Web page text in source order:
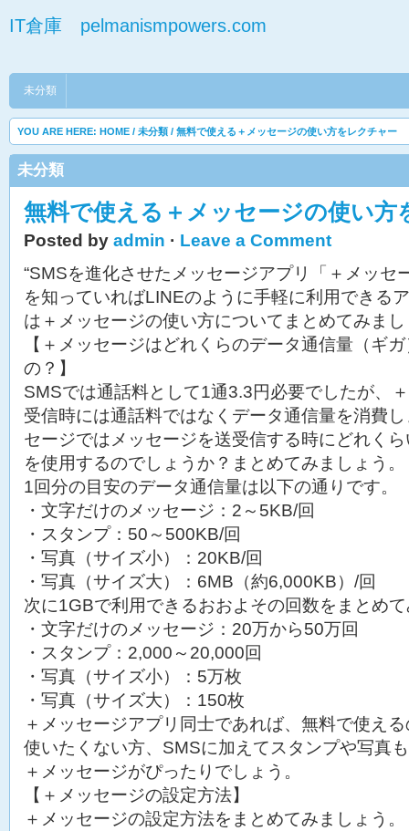
IT倉庫 pelmanismpowers.com
未分類
YOU ARE HERE: HOME / 未分類 / 無料で使える＋メッセージの使い方をレクチャー
未分類
無料で使える＋メッセージの使い方
Posted by admin · Leave a Comment
“SMSを進化させたメッセージアプリ「＋メッセ
を知っていればLINEのように手軽に利用できる
は＋メッセージの使い方についてまとめてみま
【＋メッセージはどれくらのデータ通信量（ギ
の？】
SMSでは通話料として1通3.3円必要でしたが、
受信時には通話料ではなくデータ通信量を消費
セージではメッセージを送受信する時にどれく
を使用するのでしょうか？まとめてみましょう。
1回分の目安のデータ通信量は以下の通りです。
・文字だけのメッセージ：2～5KB/回
・スタンプ：50～500KB/回
・写真（サイズ小）：20KB/回
・写真（サイズ大）：6MB（約6,000KB）/回
次に1GBで利用できるおおよその回数をまとめ
・文字だけのメッセージ：20万から50万回
・スタンプ：2,000～20,000回
・写真（サイズ小）：5万枚
・写真（サイズ大）：150枚
＋メッセージアプリ同士であれば、無料で使え
使いたくない方、SMSに加えてスタンプや写真
＋メッセージがぴったりでしょう。
【＋メッセージの設定方法】
＋メッセージの設定方法をまとめてみましょう。